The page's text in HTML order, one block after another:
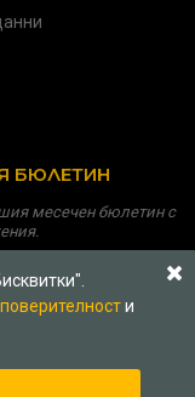
БЮЛЕТИН
месечен бюлетин с
на ОРС|
и